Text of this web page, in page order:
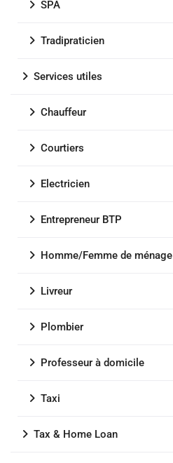
SPA
Tradipraticien
Services utiles
Chauffeur
Courtiers
Electricien
Entrepreneur BTP
Homme/Femme de ménage
Livreur
Plombier
Professeur à domicile
Taxi
Tax & Home Loan